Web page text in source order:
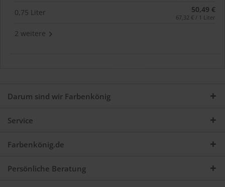
0,75 Liter 50,49 €
67,32 € / 1 Liter
2 weitere
Darum sind wir Farbenkönig
Service
Farbenkönig.de
Persönliche Beratung